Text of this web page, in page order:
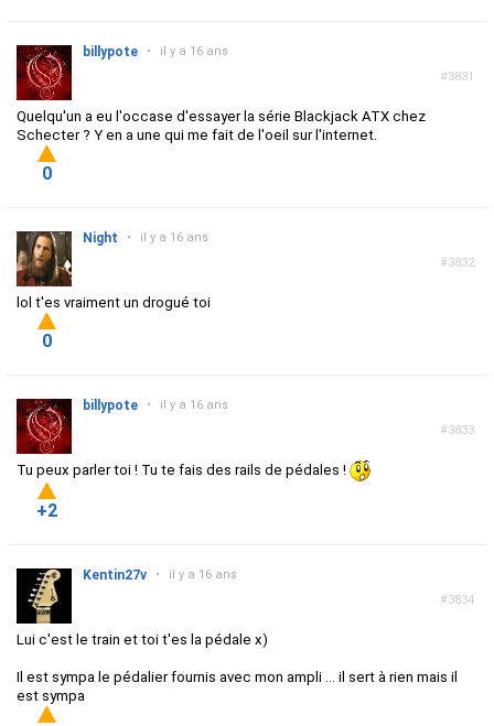
#3831
billypote • il y a 16 ans
Quelqu'un a eu l'occase d'essayer la série Blackjack ATX chez
Schecter ? Y en a une qui me fait de l'oeil sur l'internet.
0
#3832
Night • il y a 16 ans
lol t'es vraiment un drogué toi
0
#3833
billypote • il y a 16 ans
Tu peux parler toi ! Tu te fais des rails de pédales !
+2
#3834
Kentin27v • il y a 16 ans
Lui c'est le train et toi t'es la pédale x)
Il est sympa le pédalier fournis avec mon ampli ... il sert à rien mais il
est sympa